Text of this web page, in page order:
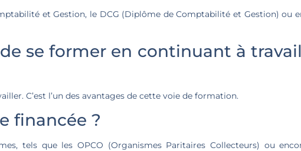
et Gestion, le DCG (Diplôme de Comptabilité et Gestion) ou
se former en continuant à
C’est l’un des avantages de cette voie de formation.
financée ?
tels que les OPCO (Organismes Paritaires Collecteurs) ou